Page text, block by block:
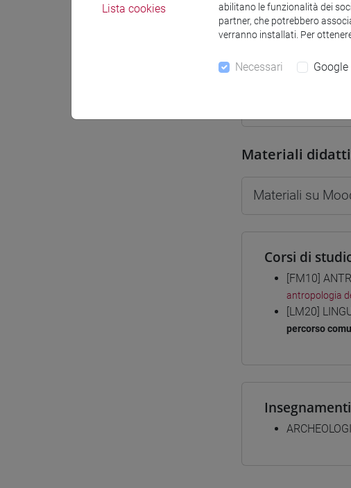
Docenti e corsi
Docenti
Materiali
Materiali su
Corsi di
[FM10]
antropologia
[LM20]
percorso
Lista cookies
abilitano le funzionalità dei
partner, che potrebbero
verranno installati. Per
Necessari